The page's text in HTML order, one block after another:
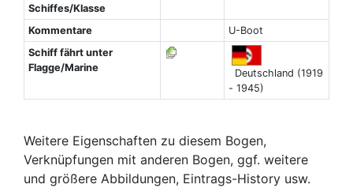
Schiffes/Klasse
Kommentare
U-Boot
Schiff fährt unter
Flagge/Marine
Deutschland (1919
- 1945)
Weitere Eigenschaften zu diesem Bogen,
Verknüpfungen mit anderen Bogen, ggf. weitere
und größere Abbildungen, Eintrags-History usw.